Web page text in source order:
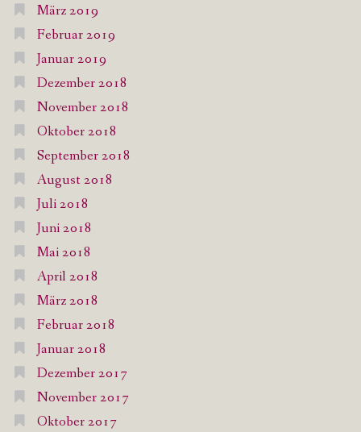
März 2019
Februar 2019
Januar 2019
Dezember 2018
November 2018
Oktober 2018
September 2018
August 2018
Juli 2018
Juni 2018
Mai 2018
April 2018
März 2018
Februar 2018
Januar 2018
Dezember 2017
November 2017
Oktober 2017